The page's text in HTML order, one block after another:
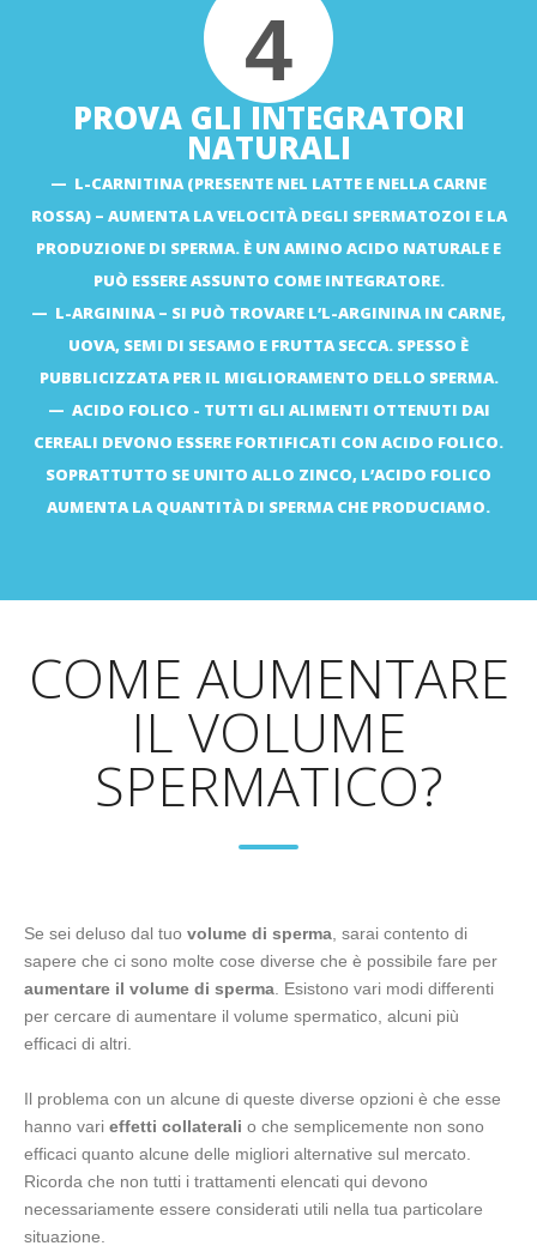
4
PROVA GLI INTEGRATORI
NATURALI
L-CARNITINA (PRESENTE NEL LATTE E NELLA CARNE
ROSSA) – AUMENTA LA VELOCITÀ DEGLI SPERMATOZOI E LA
PRODUZIONE DI SPERMA. È UN AMINO ACIDO NATURALE E
PUÒ ESSERE ASSUNTO COME INTEGRATORE.
L-ARGININA – SI PUÒ TROVARE L’L-ARGININA IN CARNE,
UOVA, SEMI DI SESAMO E FRUTTA SECCA. SPESSO È
PUBBLICIZZATA PER IL MIGLIORAMENTO DELLO SPERMA.
ACIDO FOLICO - TUTTI GLI ALIMENTI OTTENUTI DAI
CEREALI DEVONO ESSERE FORTIFICATI CON ACIDO FOLICO.
SOPRATTUTTO SE UNITO ALLO ZINCO, L’ACIDO FOLICO
AUMENTA LA QUANTITÀ DI SPERMA CHE PRODUCIAMO.
COME AUMENTARE
IL VOLUME
SPERMATICO?
Se sei deluso dal tuo volume di sperma , sarai contento di
sapere che ci sono molte cose diverse che è possibile fare per
aumentare il volume di sperma . Esistono vari modi differenti
per cercare di aumentare il volume spermatico, alcuni più
efficaci di altri.
Il problema con un alcune di queste diverse opzioni è che esse
hanno vari effetti collaterali o che semplicemente non sono
efficaci quanto alcune delle migliori alternative sul mercato.
Ricorda che non tutti i trattamenti elencati qui devono
necessariamente essere considerati utili nella tua particolare
situazione.